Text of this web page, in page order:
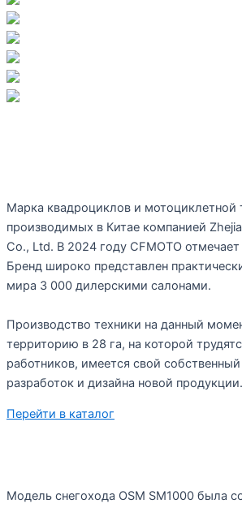
Марка квадроциклов и мотоциклетной
производимых в Китае компанией
Co., Ltd. В 2024 году CFMOTO
Бренд широко представлен
мира 3 000 дилерскими салонами.
Производство техники на данный
территорию в 28 га, на которой
работников, имеется свой собственный
разработок и дизайна новой продукции.
Перейти в каталог
Модель снегохода OSM SM1000 была